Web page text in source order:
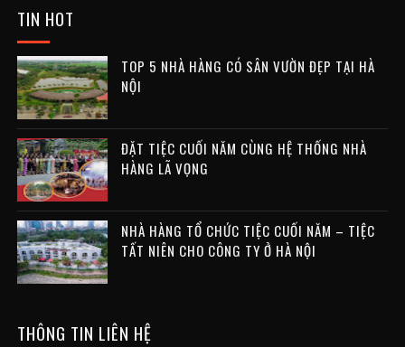
TIN HOT
TOP 5 NHÀ HÀNG CÓ SÂN VƯỜN ĐẸP TẠI HÀ
NỘI
ĐẶT TIỆC CUỐI NĂM CÙNG HỆ THỐNG NHÀ
HÀNG LÃ VỌNG
NHÀ HÀNG TỔ CHỨC TIỆC CUỐI NĂM – TIỆC
TẤT NIÊN CHO CÔNG TY Ở HÀ NỘI
THÔNG TIN LIÊN HỆ